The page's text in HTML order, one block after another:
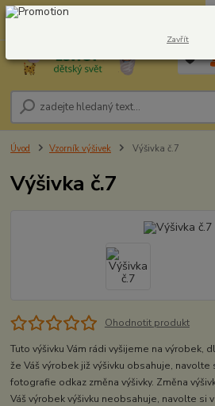
604278943
Úvod Vzorník výšivek Výšivka č.7
Výšivka č.7
Ohodnotit produkt
Tuto výšivku Vám rádi vyšijeme na výrobek,
že Váš výrobek již výšivku obsahuje,
fotografie odkaz změna výšivky. Změna
Váš výrobek výšivku neobsahuje, navolte si
Zavřít